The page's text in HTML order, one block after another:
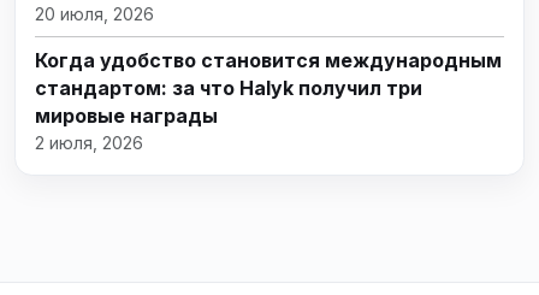
20 июля, 2026
Когда удобство становится международным
стандартом: за что Halyk получил три
мировые награды
2 июля, 2026